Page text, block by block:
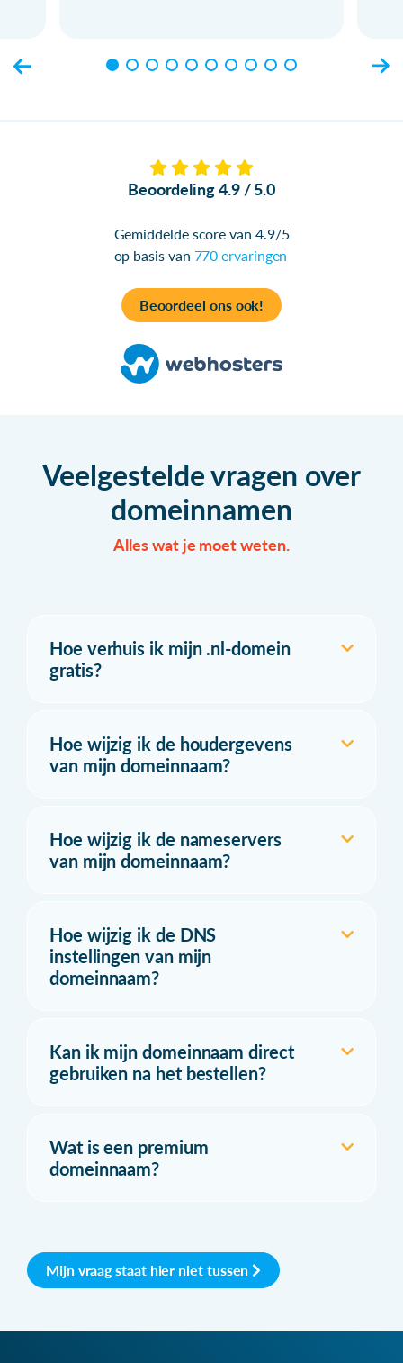
Beoordeling 4.9 / 5.0
Gemiddelde score van 4.9/5
op basis van 770 ervaringen
Beoordeel ons ook!
Veelgestelde vragen over
domeinnamen
Alles wat je moet weten.
Hoe verhuis ik mijn .nl-domein
gratis?
Hoe wijzig ik de houdergevens
van mijn domeinnaam?
Hoe wijzig ik de nameservers
van mijn domeinnaam?
Hoe wijzig ik de DNS
instellingen van mijn
domeinnaam?
Kan ik mijn domeinnaam direct
gebruiken na het bestellen?
Wat is een premium
domeinnaam?
Mijn vraag staat hier niet tussen